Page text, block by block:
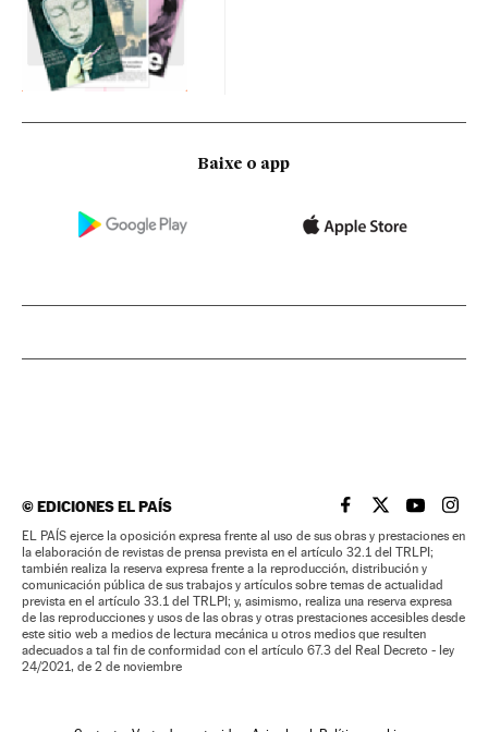
Baixe o app
©EDICIONES EL PAÍS EL PAÍS BRASIL EN
EL PAÍSEL PAÍS
EL
EL PAÍS ejerce la oposición expresa frente al uso de sus obras y prestaciones en
la elaboración de revistas de prensa prevista en el artículo 32.1 del TRLPI;
también realiza la reserva expresa frente a la reproducción, distribución y
comunicación pública de sus trabajos y artículos sobre temas de actualidad
prevista en el artículo 33.1 del TRLPI; y, asimismo, realiza una reserva expresa
de las reproducciones y usos de las obras y otras prestaciones accesibles desde
este sitio web a medios de lectura mecánica u otros medios que resulten
adecuados a tal fin de conformidad con el artículo 67.3 del Real Decreto - ley
24/2021, de 2 de noviembre